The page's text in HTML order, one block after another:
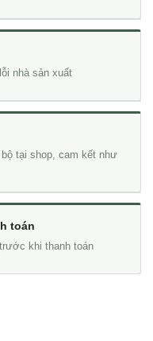
nhà sản xuất
tại shop, cam kết như
toán
khi thanh toán